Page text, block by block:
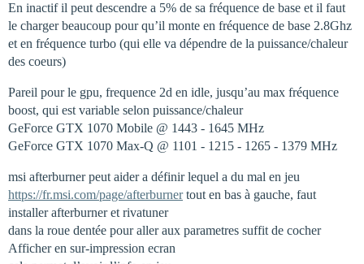
En inactif il peut descendre a 5% de sa fréquence de base et il faut
le charger beaucoup pour qu’il monte en fréquence de base 2.8Ghz
et en fréquence turbo (qui elle va dépendre de la puissance/chaleur
des coeurs)
Pareil pour le gpu, frequence 2d en idle, jusqu’au max fréquence
boost, qui est variable selon puissance/chaleur
GeForce GTX 1070 Mobile @ 1443 - 1645 MHz
GeForce GTX 1070 Max-Q @ 1101 - 1215 - 1265 - 1379 MHz
msi afterburner peut aider a définir lequel a du mal en jeu
https://fr.msi.com/page/afterburnertout en bas à gauche, faut
installer afterburner et rivatuner
dans la roue dentée pour aller aux parametres suffit de cocher
Afficher en sur-impression ecran